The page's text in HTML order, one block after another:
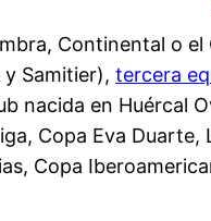
Continental o
y Samitier), tercera
nacida en Huércal
Copa Eva
Copa